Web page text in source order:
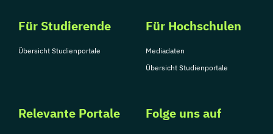
Für Studierende
Übersicht Studienportale
Für Hochschulen
Mediadaten
Übersicht Studienportale
Relevante Portale Folge uns auf